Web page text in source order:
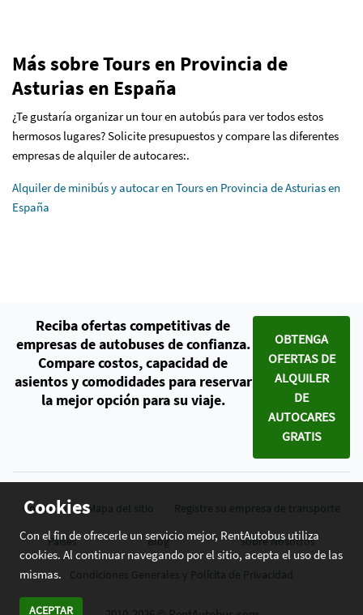
Cookies
Con el fin de ofrecerle un servicio mejor, RentAutobus utiliza
cookies. Al continuar navegando por el sitio, acepta el uso de las
mismas.
ACEPTAR
Más sobre Tours en Provincia de
Asturias en España
¿Te gustaría organizar un tour en autobús para ver todos estos
hermosos lugares? Solicite presupuestos y compare las diferentes
empresas de alquiler de autocares:.
Alquiler de minibús y autocar en Tours en Provincia de Asturias en
España
Reciba ofertas competitivas de
empresas de autobuses de confianza.
Compare costos, capacidad de
asientos y comodidades para reservar
la mejor opción para su viaje.
OBTENGA
OFERTAS DE
ALQUILER
DE
AUTOCARES
GRATIS
Contacto Mapa del sitio Registre su empresa de transporte
Países Blog Sobre Nosotros
Condiciones Generales y Polícita de Privacidad